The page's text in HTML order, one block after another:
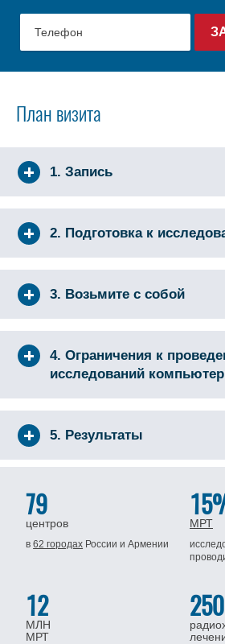
План визита
1. Запись
2. Подготовка к
3. Возьмите с собой
4. Ограничения к
исследований
5. Результаты
79
центров
в62 городах Россиии Армении
МРТ
12
МЛН
МРТ